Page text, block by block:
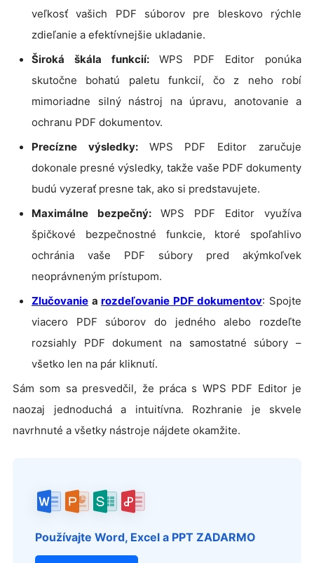
veľkosť vašich PDF súborov pre bleskovo rýchle
zdieľanie a efektívnejšie ukladanie.
Široká škála funkcií: WPS PDF Editor ponúka
skutočne bohatú paletu funkcií, čo z neho robí
mimoriadne silný nástroj na úpravu, anotovanie a
ochranu PDF dokumentov.
Precízne výsledky: WPS PDF Editor zaručuje
dokonale presné výsledky, takže vaše PDF dokumenty
budú vyzerať presne tak, ako si predstavujete.
Maximálne bezpečný: WPS PDF Editor využíva
špičkové bezpečnostné funkcie, ktoré spoľahlivo
ochránia vaše PDF súbory pred akýmkoľvek
neoprávneným prístupom.
Zlučovanie arozdeľovanie PDF dokumentov: Spojte
viacero PDF súborov do jedného alebo rozdeľte
rozsiahly PDF dokument na samostatné súbory –
všetko len na pár kliknutí.
Sám som sa presvedčil, že práca s WPS PDF Editor je
naozaj jednoduchá a intuitívna. Rozhranie je skvele
navrhnuté a všetky nástroje nájdete okamžite.
Používajte Word, Excel a PPT ZADARMO